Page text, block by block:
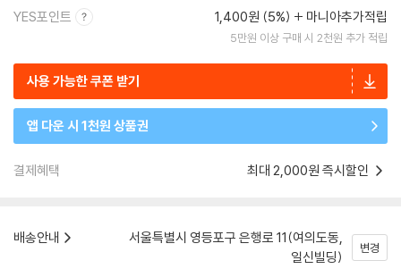
YES포인트 1,400원 (5%) 마니아추가적립
5만원 이상 구매 시 2천원 추가 적립
사용 가능한 쿠폰 받기
앱 다운 시 1천원 상품권
결제혜택 최대 2,000원 즉시할인
배송안내
서울특별시 영등포구 은행로 11(여의도동,
일신빌딩)
변경